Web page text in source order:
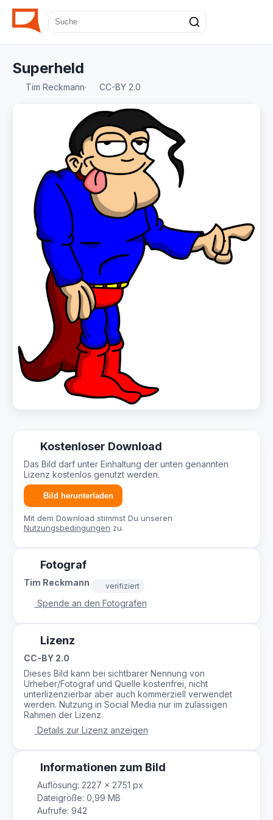
Superheld
Tim Reckmann· CC-BY 2.0
Kostenloser Download
Das Bild darf unter Einhaltung der unten genannten
Lizenz kostenlos genutzt werden.
Bild herunterladen
Mit dem Download stimmst Du unseren
Nutzungsbedingungen zu.
Fotograf
Tim Reckmann verifiziert
Spende an den Fotografen
Lizenz
CC-BY 2.0
Dieses Bild kann bei sichtbarer Nennung von
Urheber/Fotograf und Quelle kostenfrei, nicht
unterlizenzierbar aber auch kommerziell verwendet
werden. Nutzung in Social Media nur im zulässigen
Rahmen der Lizenz.
Details zur Lizenz anzeigen
Informationen zum Bild
Auflösung: 2227 × 2751 px
Dateigröße: 0,99 MB
Aufrufe: 942